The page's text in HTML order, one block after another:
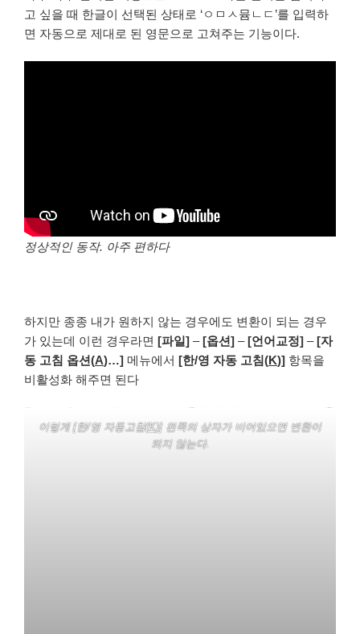
고 싶을 때 한글이 선택된 상태로 ‘ㅇㅁㅅ뮴ㄴㄷ’를 입력하
면 자동으로 제대로 된 영문으로 고쳐주는 기능이다.
정상적인 동작. 아주 편하다
하지만 종종 내가 원하지 않는 경우에도 변환이 되는 경우
가 있는데 이런 경우라면 [파일] –[옵션] –[언어교정] –[자
동 고침 옵션(A)…] 메뉴에서 [한/영 자동 고침(K)] 항목을
비활성화 해주면 된다
이렇게 [한/영 자동고침(K)] 왼쪽의 상자가 비어있으면 변환이
되지 않는다.